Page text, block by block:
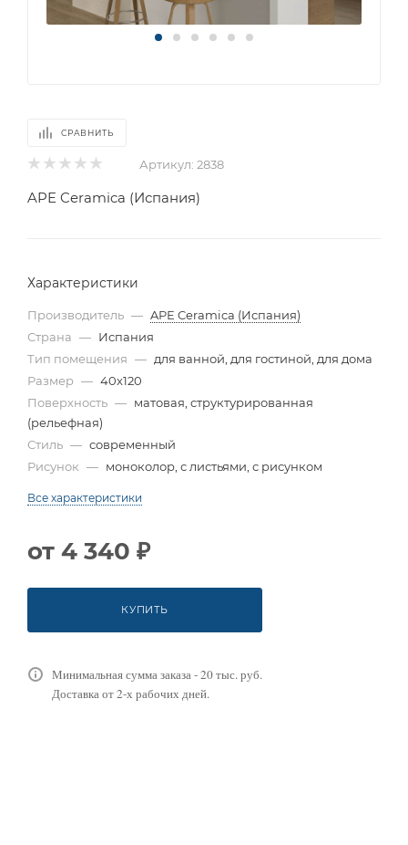
СРАВНИТЬ
Артикул: 2838
APE Ceramica (Испания)
Характеристики
Производитель — APE Ceramica (Испания)
Страна — Испания
Тип помещения — для ванной, для гостиной, для дома
Размер — 40x120
Поверхность — матовая, структурированная
(рельефная)
Стиль — современный
Рисунок — моноколор, с листьями, с рисунком
Все характеристики
от 4 340 ₽
КУПИТЬ
Минимальная сумма заказа - 20 тыс. руб.
Доставка от 2-х рабочих дней.